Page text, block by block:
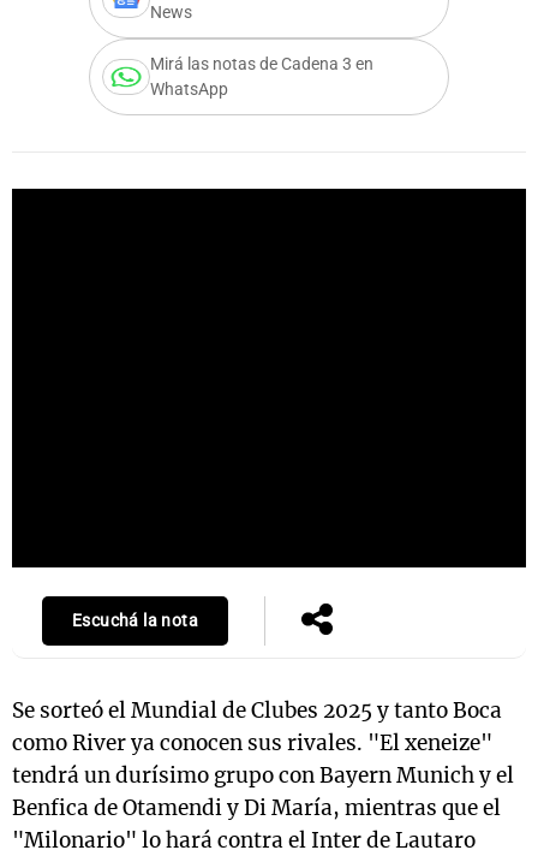
News
Mirá las notas de Cadena 3 en
WhatsApp
Escuchá la nota
Se sorteó el Mundial de Clubes 2025 y tanto Boca
como River ya conocen sus rivales. "El xeneize"
tendrá un durísimo grupo con Bayern Munich y el
Benfica de Otamendi y Di María, mientras que el
"Milonario" lo hará contra el Inter de Lautaro